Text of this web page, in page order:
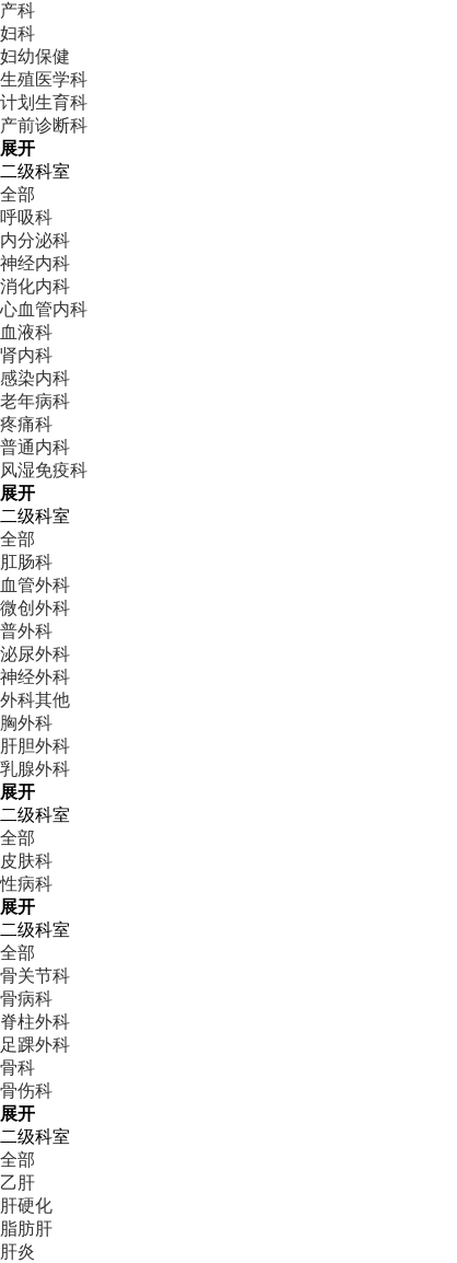
产科
妇科
妇幼保健
生殖医学科
计划生育科
产前诊断科
展开
二级科室
全部
呼吸科
内分泌科
神经内科
消化内科
心血管内科
血液科
肾内科
感染内科
老年病科
疼痛科
普通内科
风湿免疫科
展开
二级科室
全部
肛肠科
血管外科
微创外科
普外科
泌尿外科
神经外科
外科其他
胸外科
肝胆外科
乳腺外科
展开
二级科室
全部
皮肤科
性病科
展开
二级科室
全部
骨关节科
骨病科
脊柱外科
足踝外科
骨科
骨伤科
展开
二级科室
全部
乙肝
肝硬化
脂肪肝
肝炎